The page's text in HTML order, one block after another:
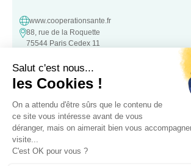
www.cooperationsante.fr
88, rue de la Roquette
75544 Paris Cedex 11
Contact
Une question, une suggestion ?
N’hésitez pas à nous contacter :
Contacter nous